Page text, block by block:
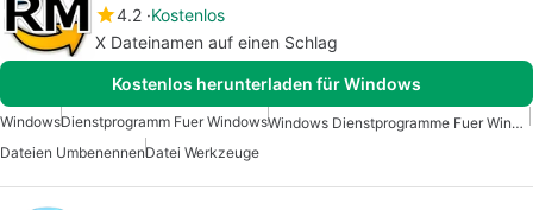
4.2 Kostenlos
X Dateinamen auf einen Schlag
Kostenlos herunterladen für Windows
WindowsDienstprogramm Fuer Windows
Windows Dienstprogramme Fuer Windows 10
Dateien UmbenennenDatei Werkzeuge